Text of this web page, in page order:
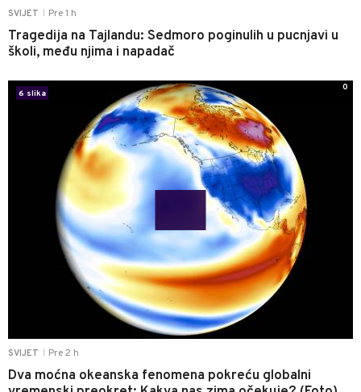
SVIJET Pre 1 h
Tragedija na Tajlandu: Sedmoro poginulih u pucnjavi u
školi, među njima i napadač
SVIJET Pre 2 h
Dva moćna okeanska fenomena pokreću globalni
6 slika
0